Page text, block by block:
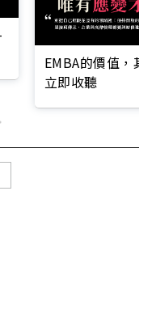
EMBA的價值，
立即收聽